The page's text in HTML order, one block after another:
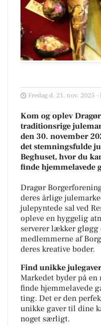
Fredag d. 21. nov. 2025
Kom og oplev
traditionsrige
den 30. november
det stemningsfulde
Beghuset, hvor du
finde hjemmelavede
Dragør
deres årlige
julepyntede sal ved
opleve en hyggelig
serverer lækker gløgg
medlemmerne af
deres kreative boder.
Find unikke julegaver
Markedet byder på
finde hjemmelavede
ting. Det er den
unikke gaver til dine
noget særligt.